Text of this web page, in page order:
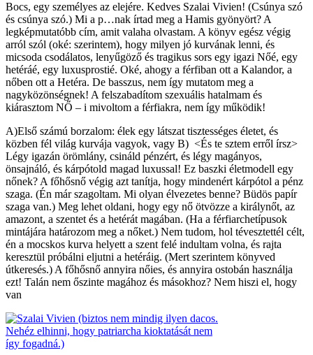
Bocs, egy személyes az elejére. Kedves Szalai Vivien! (Csúnya szó
és csúnya szó.) Mi a p…nak írtad meg a Hamis gyönyört? A
legképmutatóbb cím, amit valaha olvastam. A könyv egész végig
arról szól (oké: szerintem), hogy milyen jó kurvának lenni, és
micsoda csodálatos, lenyűgöző és tragikus sors egy igazi Nőé, egy
hetéráé, egy luxusprostié. Oké, ahogy a férfiban ott a Kalandor, a
nőben ott a Hetéra. De basszus, nem így mutatom meg a
nagyközönségnek! A felszabadítom szexuális hatalmam és
kiárasztom NŐ – i mivoltom a férfiakra, nem így működik!
A)Első számú borzalom: élek egy látszat tisztességes életet, és
közben fél világ kurvája vagyok, vagy B) <És te sztem erről írsz>
Légy igazán örömlány, csináld pénzért, és légy magányos,
önsajnáló, és kárpótold magad luxussal! Ez baszki életmodell egy
nőnek? A főhősnő végig azt tanítja, hogy mindenért kárpótol a pénz
szaga. (Én már szagoltam. Mi olyan élvezetes benne? Büdös papír
szaga van.) Meg lehet oldani, hogy egy nő ötvözze a királynőt, az
amazont, a szentet és a hetérát magában. (Ha a férfiarchetípusok
mintájára határozom meg a nőket.) Nem tudom, hol tévesztettél célt,
én a mocskos kurva helyett a szent felé indultam volna, és rajta
keresztül próbálni eljutni a hetéráig. (Mert szerintem könyved
útkeresés.) A főhősnő annyira nőies, és annyira ostobán használja
ezt! Talán nem őszinte magához és másokhoz? Nem hiszi el, hogy
van